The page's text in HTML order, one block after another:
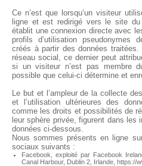
Ce n’est que lorsqu’un visiteur
ligne et est redirigé vers le site
établit une connexion directe avec
profils d’utilisation pseudonymes
créés à partir des données
réseau social, ce dernier peut
si un visiteur n’est pas membre
possible que celui-ci détermine et
Le but et l’ampleur de la collecte
et l’utilisation ultérieures des
comme les droits et possibilités de
leur sphère privée, figurent dans les
données ci-dessous.
Nous sommes présents en ligne
sociaux suivants :
Facebook, exploité par Facebook
Canal Harbour, Dublin 2, Irlande, https://